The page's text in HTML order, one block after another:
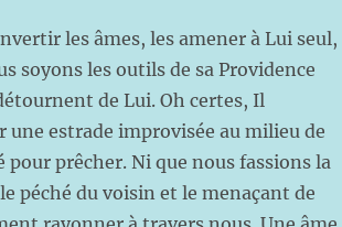
les âmes, les amener à Lui seul,
soyons les outils de sa Providence
de Lui. Oh certes, Il
estrade improvisée au milieu de
prêcher. Ni que nous fassions la
péché du voisin et le menaçant de